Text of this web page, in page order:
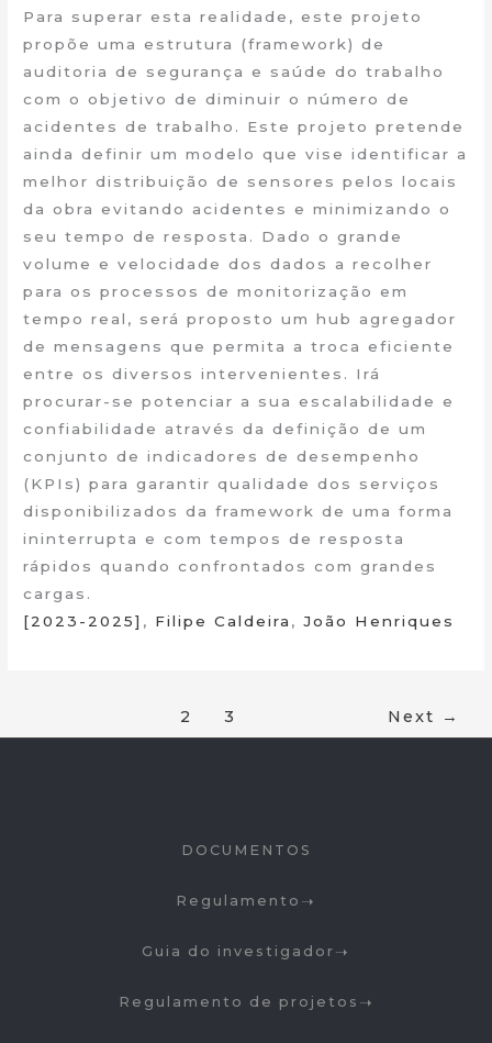
Para superar esta realidade, este projeto
propõe uma estrutura (framework) de
auditoria de segurança e saúde do trabalho
com o objetivo de diminuir o número de
acidentes de trabalho. Este projeto pretende
ainda definir um modelo que vise identificar a
melhor distribuição de sensores pelos locais
da obra evitando acidentes e minimizando o
seu tempo de resposta. Dado o grande
volume e velocidade dos dados a recolher
para os processos de monitorização em
tempo real, será proposto um hub agregador
de mensagens que permita a troca eficiente
entre os diversos intervenientes. Irá
procurar-se potenciar a sua escalabilidade e
confiabilidade através da definição de um
conjunto de indicadores de desempenho
(KPIs) para garantir qualidade dos serviços
disponibilizados da framework de uma forma
ininterrupta e com tempos de resposta
rápidos quando confrontados com grandes
cargas.
[2023-2025] , Filipe Caldeira ,João Henriques
2 3 Next →
DOCUMENTOS
Regulamento
Guia do investigador
Regulamento de projetos